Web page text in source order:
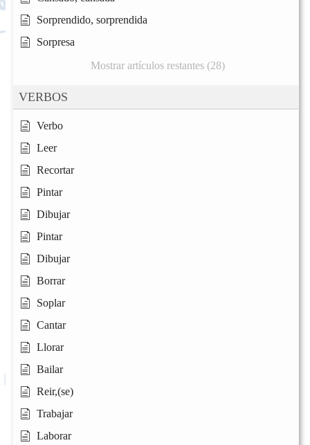
Sorprendido, sorprendida
Sorpresa
Mostrar artículos restantes (28)
VERBOS
Verbo
Leer
Recortar
Pintar
Dibujar
Pintar
Dibujar
Borrar
Soplar
Cantar
Llorar
Bailar
Reir,(se)
Trabajar
Laborar